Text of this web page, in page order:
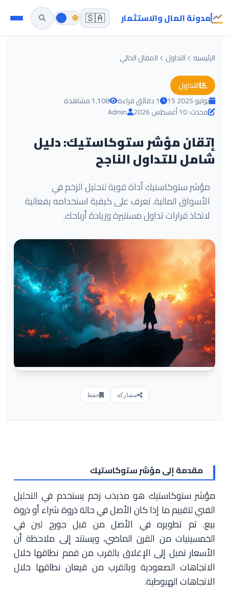
مدونة المال والاستثمار 🇸🇦
الرئيسية التداول المقال الحالي
التداول
15 يوليو 2025
1 دقائق قراءة
1,108 مشاهدة
محدث: 10 أغسطس 2026
Admin
إتقان مؤشر ستوكاستيك: دليل
شامل للتداول الناجح
مؤشر ستوكاستيك أداة قوية لتحليل الزخم في
الأسواق المالية. تعرف على كيفية استخدامه بفعالية
لاتخاذ قرارات تداول مستنيرة وزيادة أرباحك.
مشاركة حفظ
مقدمة إلى مؤشر ستوكاستيك
مؤشر ستوكاستيك هو مذبذب زخم يستخدم في التحليل
الفني لتقييم ما إذا كان الأصل في حالة ذروة شراء أو ذروة
بيع. تم تطويره في الأصل من قبل جورج لين في
الخمسينيات من القرن الماضي، ويستند إلى ملاحظة أن
الأسعار تميل إلى الإغلاق بالقرب من قمم نطاقها خلال
الاتجاهات الصعودية وبالقرب من قيعان نطاقها خلال
الاتجاهات الهبوطية.